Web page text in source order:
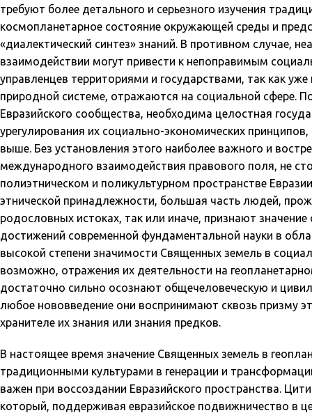
требуют более детального и серьезного изучения
космопланетарное состояние окружающей среды и
«диалектический синтез» знаний. В противном случае,
взаимодействии могут привести к непоправимым
управленцев территориями и государствами, так как
природной системе, отражаются на социальной сфере.
Евразийского сообщества, необходима целостная
урегулирования их социально-экономических
выше. Без установления этого наиболее важного и
международного взаимодействия правового поля, не
полиэтническом и поликультурном пространстве
этнической принадлежности, большая часть людей,
родословных истоках, так или иначе, признают
достижений современной фундаментальной науки в
высокой степени значимости Священных земель в
возможно, отражения их деятельности на
достаточно сильно осознают общечеловеческую и
любое нововведение они воспринимают сквозь призму
хранителе их знания или знания предков.
В настоящее время значение Священных земель в
традиционными культурами в генерации и
важен при воссоздании Евразийского пространства.
который, поддерживая евразийское подвижничество в